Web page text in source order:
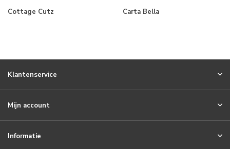
Cottage Cutz Carta Bella
Klantenservice
Mijn account
Informatie